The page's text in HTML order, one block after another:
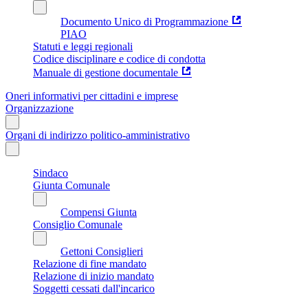
Documento Unico di Programmazione
PIAO
Statuti e leggi regionali
Codice disciplinare e codice di condotta
Manuale di gestione documentale
Oneri informativi per cittadini e imprese
Organizzazione
Organi di indirizzo politico-amministrativo
Sindaco
Giunta Comunale
Compensi Giunta
Consiglio Comunale
Gettoni Consiglieri
Relazione di fine mandato
Relazione di inizio mandato
Soggetti cessati dall'incarico